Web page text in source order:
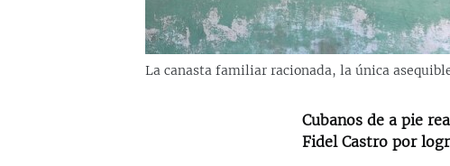
La canasta familiar racionada, la única
Cubanos de a pie
Fidel Castro por